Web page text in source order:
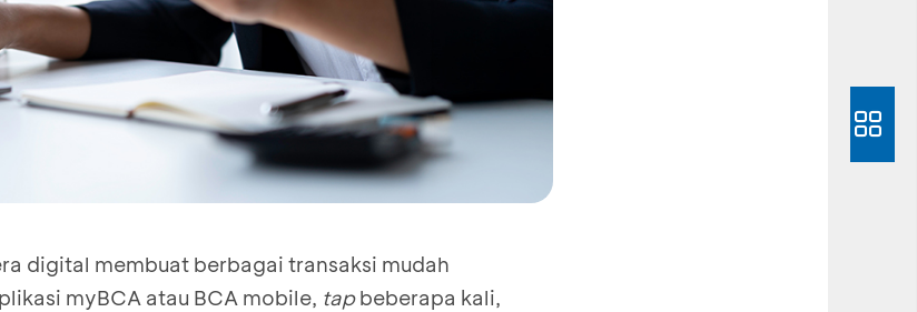
digital membuat berbagai transaksi mudah
myBCA atau BCA mobile, tapbeberapa kali,